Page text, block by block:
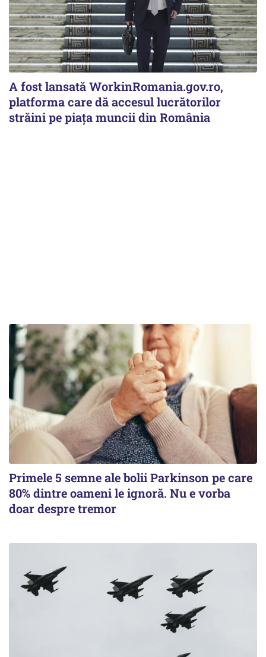
A fost lansată WorkinRomania.gov.ro,
platforma care dă accesul lucrătorilor
străini pe piața muncii din România
Primele 5 semne ale bolii Parkinson pe care
80% dintre oameni le ignoră. Nu e vorba
doar despre tremor